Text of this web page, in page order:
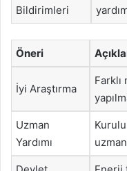
Bildirimleri
Öneri
İyi Araştırma
Uzman
Yardımı